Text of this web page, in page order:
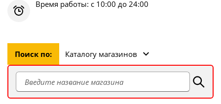
Время работы: с 10:00 до 24:00
Поиск по: Каталогу магазинов